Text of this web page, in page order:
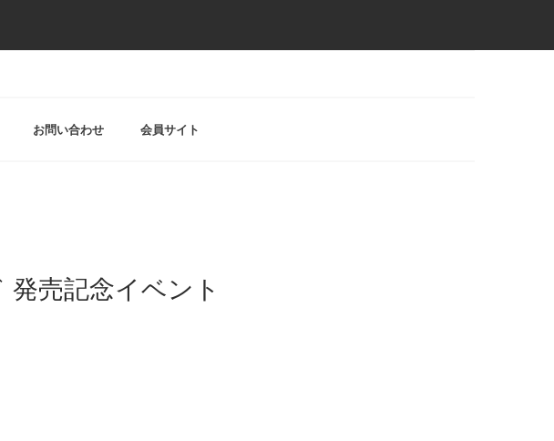
お問い合わせ 会員サイト
発売記念イベント